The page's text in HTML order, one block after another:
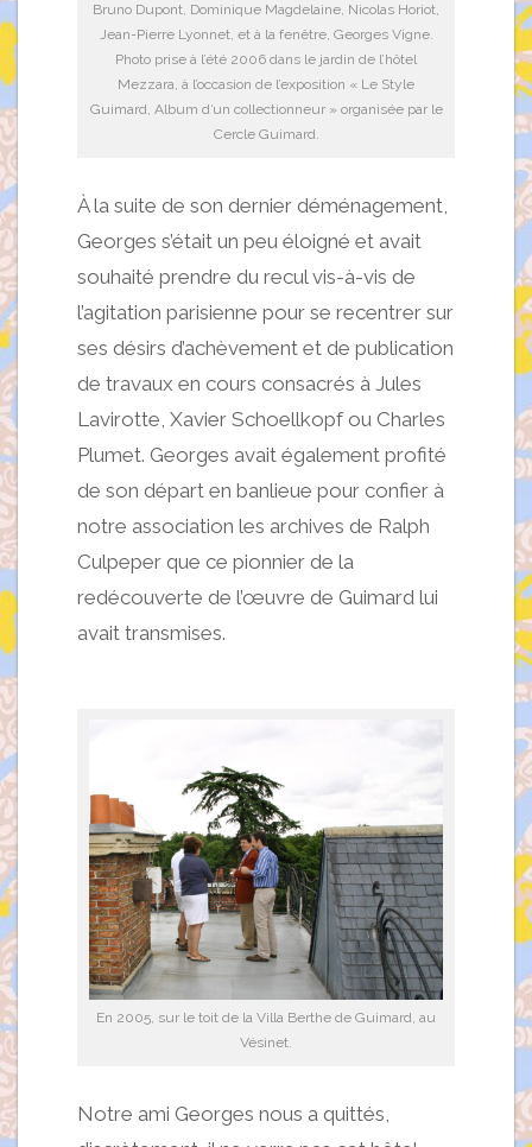
Bruno Dupont, Dominique Magdelaine, Nicolas Horiot,
Jean-Pierre Lyonnet, et à la fenêtre, Georges Vigne.
Photo prise à l’été 2006 dans le jardin de l’hôtel
Mezzara, à l’occasion de l’exposition « Le Style
Guimard, Album d’un collectionneur » organisée par le
Cercle Guimard.
À la suite de son dernier déménagement,
Georges s’était un peu éloigné et avait
souhaité prendre du recul vis-à-vis de
l’agitation parisienne pour se recentrer sur
ses désirs d’achèvement et de publication
de travaux en cours consacrés à Jules
Lavirotte, Xavier Schoellkopf ou Charles
Plumet. Georges avait également profité
de son départ en banlieue pour confier à
notre association les archives de Ralph
Culpeper que ce pionnier de la
redécouverte de l’œuvre de Guimard lui
avait transmises.
En 2005, sur le toit de la Villa Berthe de Guimard, au
Vésinet.
Notre ami Georges nous a quittés,